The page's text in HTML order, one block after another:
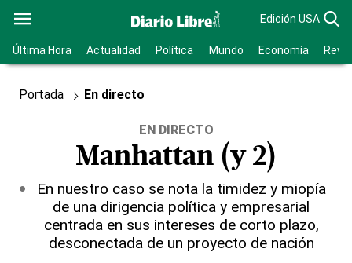
Edición USA
Última Hora Actualidad Política Mundo Economía
Portada En directo
EN DIRECTO
Manhattan (y 2)
En nuestro caso se nota la timidez y miopía
de una dirigencia política y empresarial
centrada en sus intereses de corto plazo,
desconectada de un proyecto de nación